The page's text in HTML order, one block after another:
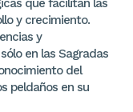
que facilitan las
y crecimiento.
y
en las Sagradas
del
peldaños en su